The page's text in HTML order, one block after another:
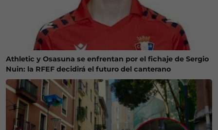
Athletic y Osasuna se enfrentan por el fichaje de Sergio
Nuin: la RFEF decidirá el futuro del canterano